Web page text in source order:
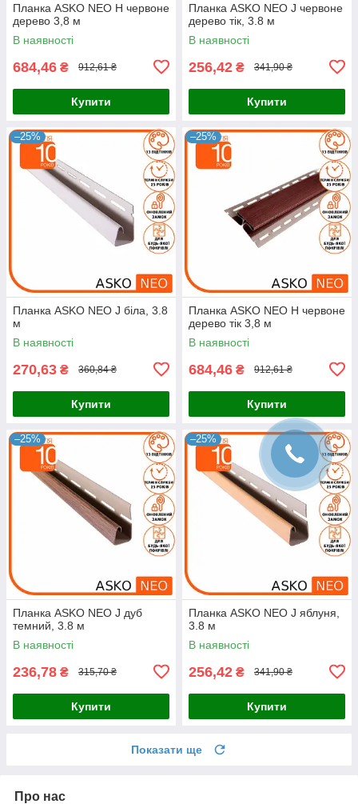
Планка ASKO NEO Н червоне
дерево 3,8 м
В наявності
684,46 ₴ 912,61 ₴
Купити
Планка ASKO NEO J червоне
дерево тік, 3.8 м
В наявності
256,42 ₴ 341,90 ₴
Купити
–25%
Планка ASKO NEO J біла, 3.8
м
В наявності
270,63 ₴ 360,84 ₴
Купити
–25%
Планка ASKO NEO Н червоне
дерево тік 3,8 м
В наявності
684,46 ₴ 912,61 ₴
Купити
–25%
Планка ASKO NEO J дуб
темний, 3.8 м
В наявності
236,78 ₴ 315,70 ₴
Купити
–25%
Планка ASKO NEO J яблуня,
3.8 м
В наявності
256,42 ₴ 341,90 ₴
Купити
Показати ще
Про нас